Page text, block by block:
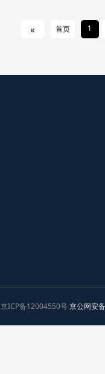
1
首页
«
京ICP备12004550号京公网安